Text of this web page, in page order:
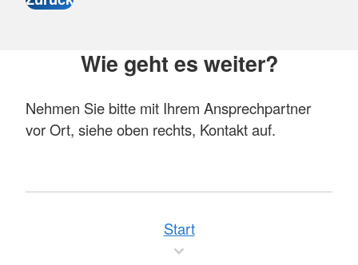
Wie geht es weiter?
Nehmen Sie bitte mit Ihrem Ansprechpartner
vor Ort, siehe oben rechts, Kontakt auf.
Start